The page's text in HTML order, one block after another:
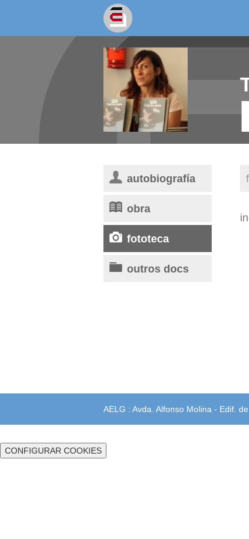
socios/as
autobiografía
obra
fototeca
outros docs
AELG : Avda. Alfonso Molina - Edif.
CONFIGURAR COOKIES